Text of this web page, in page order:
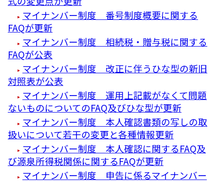
マイナンバー制度 番号制度概要に関する
FAQが更新
マイナンバー制度 相続税・贈与税に関する
FAQが公表
マイナンバー制度 改正に伴うひな型の新旧
対照表が公表
マイナンバー制度 運用上記載がなくて問題
ないものについてのFAQ及びひな型が更新
マイナンバー制度 本人確認書類の写しの取
扱いについて若干の変更と各種情報更新
マイナンバー制度 本人確認に関するFAQ及
び源泉所得税関係に関するFAQが更新
マイナンバー制度 申告に係るマイナンバー